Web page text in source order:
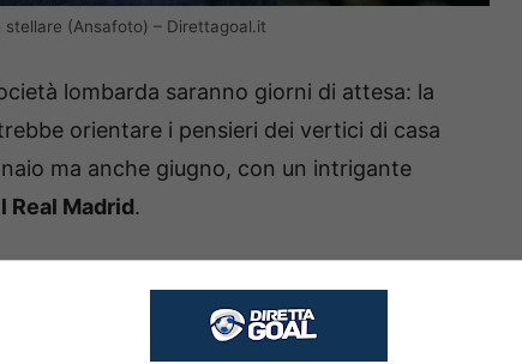
(Ansafoto) – Direttagoal.it
lombarda saranno giorni di attesa: la
orientare i pensieri dei vertici di casa
ma anche giugno, con un intrigante
Real Madrid.
ottimi
anche tornare a vestire la camiceta
operazione sullo sfondo: ecco di chi si tratta.